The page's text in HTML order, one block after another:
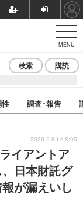
MENU
検索 購読
性 調査･報告
イアントア
日本財託グ
が漏えいし
2026.5.8 Fri 8:05